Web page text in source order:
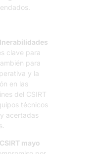
clave para
para
y la
en las
del CSIRT
técnicos
acertadas
mayo